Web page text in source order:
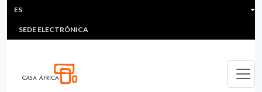
Pasar al contenido principal
HEADER MENU
MULTIMEDIA
SEDE ELECTRÓNICA
ES